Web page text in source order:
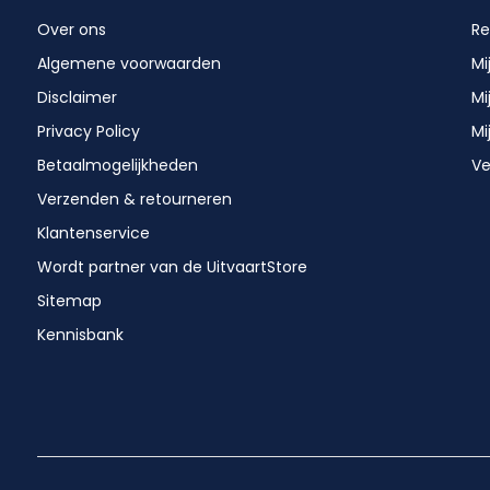
Over ons
Algemene voorwaarden
Disclaimer
Privacy Policy
Betaalmogelijkheden
Verzenden & retourneren
Klantenservice
Wordt partner van de UitvaartStore
Sitemap
Kennisbank